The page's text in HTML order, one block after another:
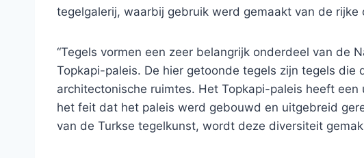
tegelgalerij, waarbij gebruik werd gemaakt van de rijke
“Tegels vormen een zeer belangrijk onderdeel van de
Topkapi-paleis. De hier getoonde tegels zijn tegels die
architectonische ruimtes. Het Topkapi-paleis heeft
het feit dat het paleis werd gebouwd en uitgebreid
van de Turkse tegelkunst, wordt deze diversiteit